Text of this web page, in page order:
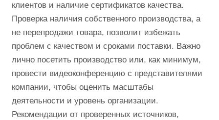
клиентов и наличие сертификатов качества.
Проверка наличия собственного производства, а
не перепродажи товара, позволит избежать
проблем с качеством и сроками поставки. Важно
лично посетить производство или, как минимум,
провести видеоконференцию с представителями
компании, чтобы оценить масштабы
деятельности и уровень организации.
Рекомендации от проверенных источников,